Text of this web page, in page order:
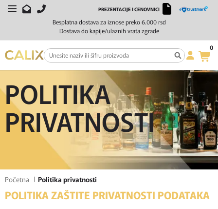
Besplatna dostava za iznose preko 6.000 rsd
Dostava do kapije/ulaznih vrata zgrade
PREZENTACIJE I CENOVNICI
0
POLITIKA
PRIVATNOSTI
Početna Politika privatnosti
POLITIKA ZAŠTITE PRIVATNOSTI PODATAKA